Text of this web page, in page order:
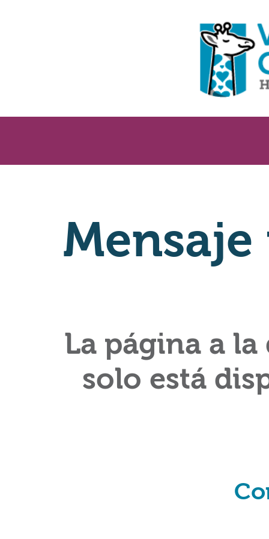
La página a la
solo está